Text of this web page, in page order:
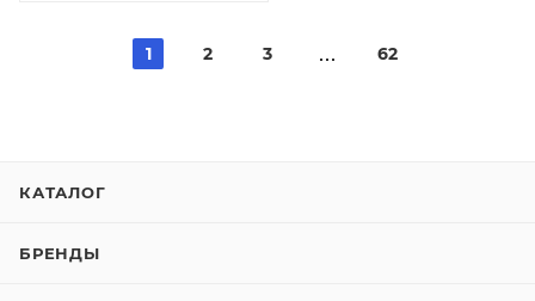
1 2 3 62
КАТАЛОГ
БРЕНДЫ